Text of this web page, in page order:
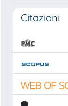
Citazioni